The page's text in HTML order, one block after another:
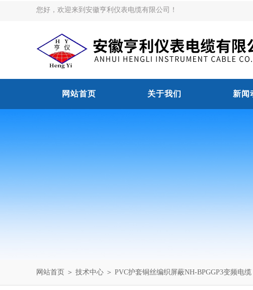
您好，欢迎来到安徽亨利仪表电缆有限公司！
网站首页 关于我们 新闻
网站首页 ＞ 技术中心 ＞ PVC护套铜丝编织屏蔽NH-BPGGP3变频电缆